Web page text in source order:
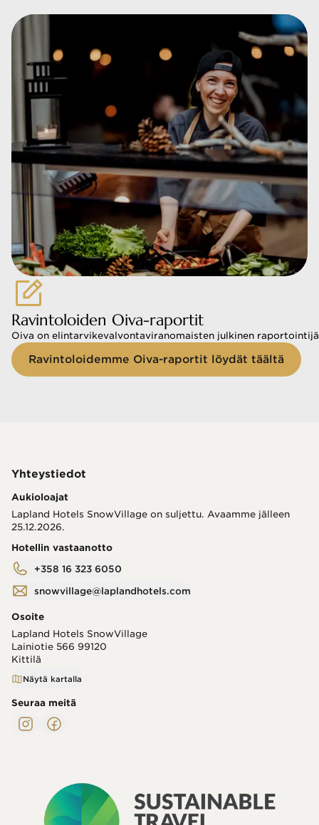
Ravintoloiden Oiva-raportit
Oiva on elintarvikevalvontaviranomaisten julkinen
Ravintoloidemme Oiva-raportit löydät täältä
Yhteystiedot
Aukioloajat
Lapland Hotels SnowVillage on suljettu. Avaamme jälleen
25.12.2026.
Hotellin vastaanotto
+358 16 323 6050
snowvillage@laplandhotels.com
Osoite
Lapland Hotels SnowVillage
Lainiotie 566 99120
Kittilä
Näytä kartalla
Seuraa meitä